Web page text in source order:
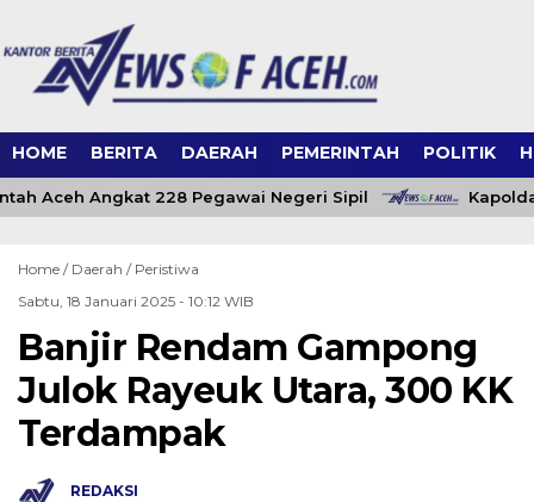
HOME BERITA DAERAH PEMERINTAH POLITIK
Aceh Angkat 228 Pegawai Negeri Sipil
Home / Daerah / Peristiwa
Sabtu, 18 Januari 2025 - 10:12 WIB
Banjir Rendam Gampong
Julok Rayeuk Utara, 300 KK
Terdampak
REDAKSI